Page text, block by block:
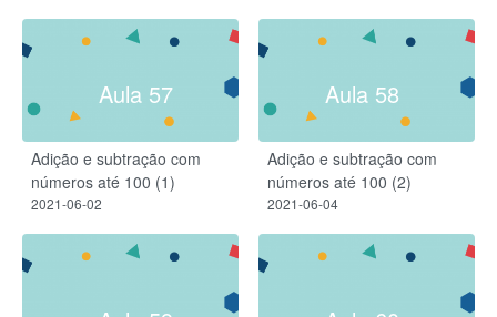
Aula 57
Adição e subtração com
números até 100 (1)
2021-06-02
Aula 58
Adição e subtração com
números até 100 (2)
2021-06-04